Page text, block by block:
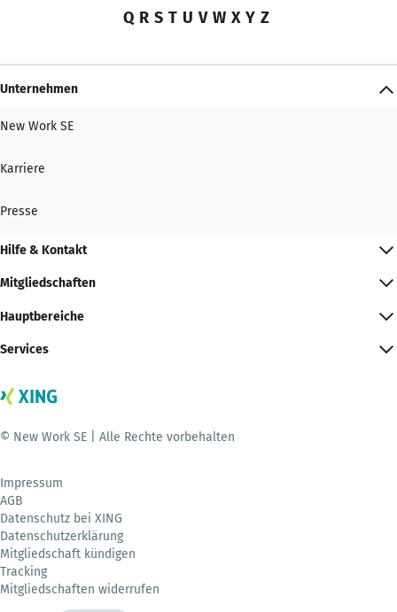
Q R S T U V W X Y Z
Unternehmen
New Work SE
Karriere
Presse
Hilfe & Kontakt
Mitgliedschaften
Hauptbereiche
Services
© New Work SE | Alle Rechte vorbehalten
Impressum
AGB
Datenschutz bei XING
Datenschutzerklärung
Mitgliedschaft kündigen
Tracking
Mitgliedschaften widerrufen